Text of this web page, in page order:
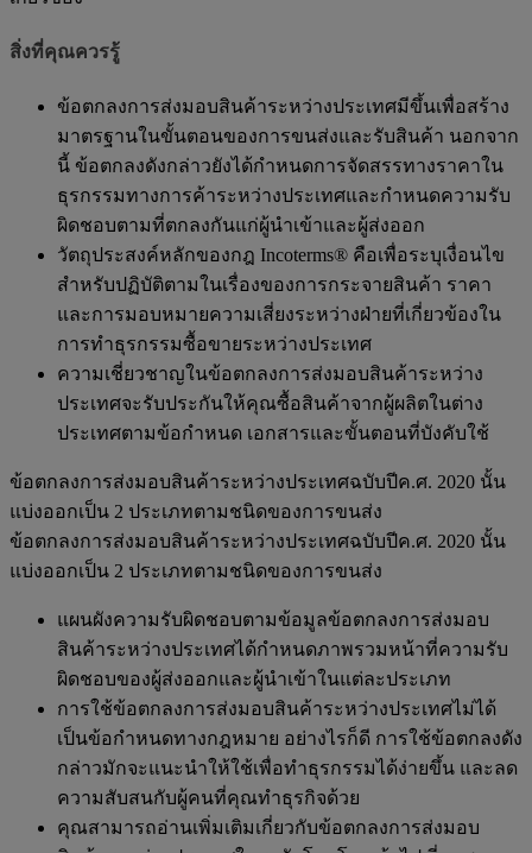
สิ่งที่คุณควรรู้
ข้อตกลงการส่งมอบสินค้าระหว่างประเทศมีขึ้นเพื่อสร้าง
มาตรฐานในขั้นตอนของการขนส่งและรับสินค้า นอกจาก
นี้ ข้อตกลงดังกล่าวยังได้กำหนดการจัดสรรทางราคาใน
ธุรกรรมทางการค้าระหว่างประเทศและกำหนดความรับ
ผิดชอบตามที่ตกลงกันแก่ผู้นำเข้าและผู้ส่งออก
วัตถุประสงค์หลักของกฎ Incoterms® คือเพื่อระบุเงื่อนไข
สำหรับปฏิบัติตามในเรื่องของการกระจายสินค้า ราคา
และการมอบหมายความเสี่ยงระหว่างฝ่ายที่เกี่ยวข้องใน
การทำธุรกรรมซื้อขายระหว่างประเทศ
ความเชี่ยวชาญในข้อตกลงการส่งมอบสินค้าระหว่าง
ประเทศจะรับประกันให้คุณซื้อสินค้าจากผู้ผลิตในต่าง
ประเทศตามข้อกำหนด เอกสารและขั้นตอนที่บังคับใช้
ข้อตกลงการส่งมอบสินค้าระหว่างประเทศฉบับปีค.ศ. 2020 นั้น
แบ่งออกเป็น 2 ประเภทตามชนิดของการขนส่ง
ข้อตกลงการส่งมอบสินค้าระหว่างประเทศฉบับปีค.ศ. 2020 นั้น
แบ่งออกเป็น 2 ประเภทตามชนิดของการขนส่ง
แผนผังความรับผิดชอบตามข้อมูลข้อตกลงการส่งมอบ
สินค้าระหว่างประเทศได้กำหนดภาพรวมหน้าที่ความรับ
ผิดชอบของผู้ส่งออกและผู้นำเข้าในแต่ละประเภท
การใช้ข้อตกลงการส่งมอบสินค้าระหว่างประเทศไม่ได้
เป็นข้อกำหนดทางกฎหมาย อย่างไรก็ดี การใช้ข้อตกลงดัง
กล่าวมักจะแนะนำให้ใช้เพื่อทำธุรกรรมได้ง่ายขึ้น และลด
ความสับสนกับผู้คนที่คุณทำธุรกิจด้วย
คุณสามารถอ่านเพิ่มเติมเกี่ยวกับข้อตกลงการส่งมอบ